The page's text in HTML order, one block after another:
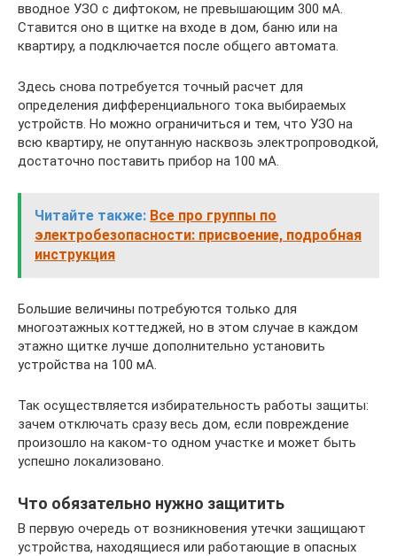
вводное УЗО с дифтоком, не превышающим 300 мА.
Ставится оно в щитке на входе в дом, баню или на
квартиру, а подключается после общего автомата.
Здесь снова потребуется точный расчет для
определения дифференциального тока выбираемых
устройств. Но можно ограничиться и тем, что УЗО на
всю квартиру, не опутанную насквозь электропроводкой,
достаточно поставить прибор на 100 мА.
Читайте также: Все про группы по
электробезопасности: присвоение, подробная
инструкция
Большие величины потребуются только для
многоэтажных коттеджей, но в этом случае в каждом
этажно щитке лучше дополнительно установить
устройства на 100 мА.
Так осуществляется избирательность работы защиты:
зачем отключать сразу весь дом, если повреждение
произошло на каком-то одном участке и может быть
успешно локализовано.
Что обязательно нужно защитить
В первую очередь от возникновения утечки защищают
устройства, находящиеся или работающие в опасных